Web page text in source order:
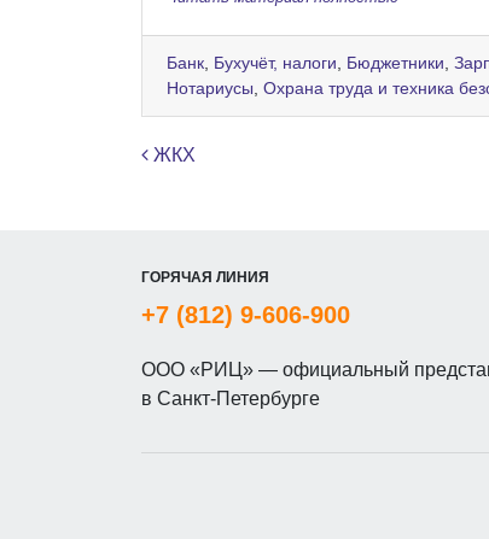
Банк Бухучёт, налоги Бюджетники
Нотариусы Охрана труда и техника
Навигация по записям
ЖКХ
ГОРЯЧАЯ ЛИНИЯ
+7 (812) 9-606-900
ООО «РИЦ» — официальный
в Санкт-Петербурге